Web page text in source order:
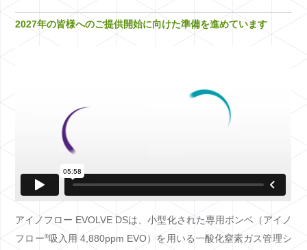
2027年の皆様へのご提供開始に向けた準備を進めています
アイノフロー EVOLVE DSは、小型化された専用ボンベ（アイノ
フロー®吸入用 4,880ppm EVO）を用いる一酸化窒素ガス管理シ